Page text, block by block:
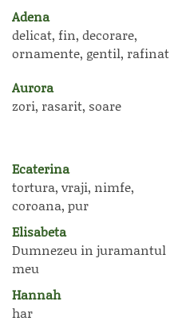
Adena
delicat, fin, decorare,
ornamente, gentil, rafinat
Aurora
zori, rasarit, soare
Ecaterina
tortura, vraji, nimfe,
coroana, pur
Elisabeta
Dumnezeu in juramantul
meu
Hannah
har